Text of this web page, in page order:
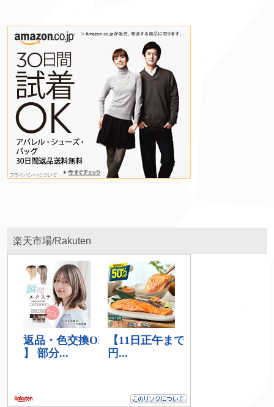
楽天市場/Rakuten